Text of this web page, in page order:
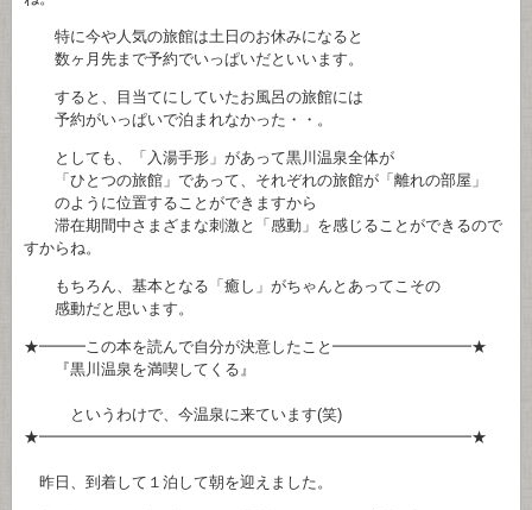
特に今や人気の旅館は土日のお休みになると
数ヶ月先まで予約でいっぱいだといいます。
すると、目当てにしていたお風呂の旅館には
予約がいっぱいで泊まれなかった・・。
としても、「入湯手形」があって黒川温泉全体が
「ひとつの旅館」であって、それぞれの旅館が「離れの部屋」
のように位置することができますから
滞在期間中さまざまな刺激と「感動」を感じることができるので
すからね。
もちろん、基本となる「癒し」がちゃんとあってこその
感動だと思います。
★━━━この本を読んで自分が決意したこと━━━━━━━━━★
『黒川温泉を満喫してくる』
というわけで、今温泉に来ています(笑)
★━━━━━━━━━━━━━━━━━━━━━━━━━━━━★
昨日、到着して１泊して朝を迎えました。